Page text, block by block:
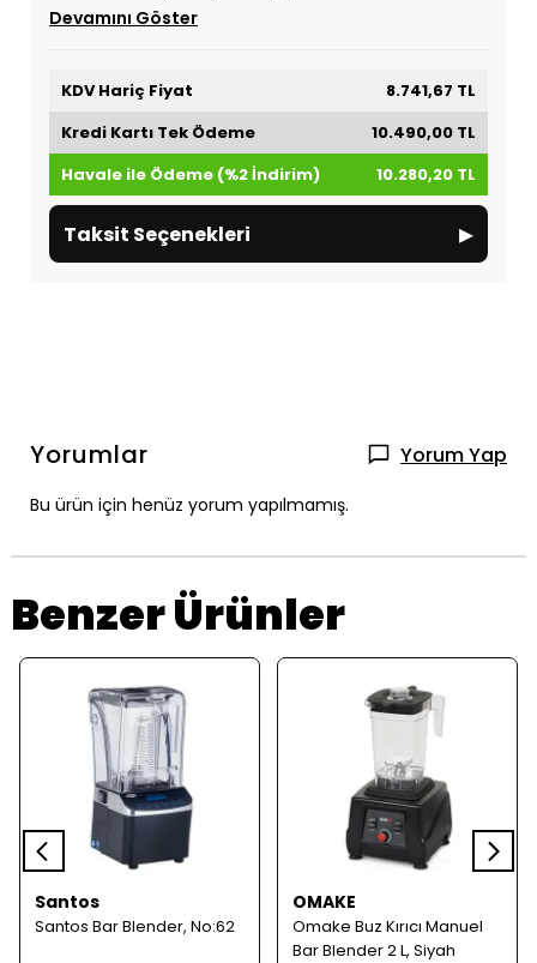
Devamını Göster
KDV Hariç Fiyat
8.741,67 TL
Kredi Kartı Tek Ödeme
10.490,00 TL
Havale ile Ödeme (%2 İndirim)
10.280,20 TL
Taksit Seçenekleri ▸
Yorumlar Yorum Yap
Bu ürün için henüz yorum yapılmamış.
Benzer Ürünler
Santos
Santos Bar Blender, No:62
OMAKE
Omake Buz Kırıcı Manuel
Bar Blender 2 L, Siyah